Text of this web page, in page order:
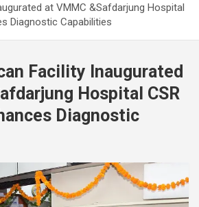
at VMMC &Safdarjung Hospital
Diagnostic Capabilities
Facility Inaugurated
Hospital CSR
Diagnostic